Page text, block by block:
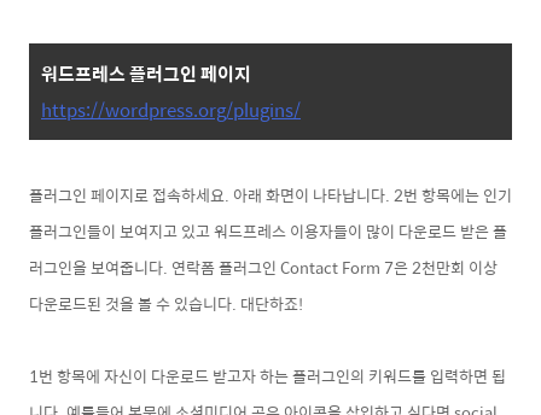
워드프레스 플러그인 페이지
https://wordpress.org/plugins/
플러그인 페이지로 접속하세요. 아래 화면이 나타납니다. 2번 항목에는 인기
플러그인들이 보여지고 있고워드프레스 이용자들이 많이 다운로드 받은 플
러그인을 보여줍니다. 연락폼 플러그인 Contact Form 7은 2천만회 이상
다운로드된 것을 볼 수 있습니다. 대단하죠!
1번 항목에 자신이 다운로드 받고자 하는 플러그인의 키워드를 입력하면 됩